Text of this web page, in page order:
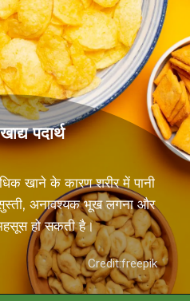
पदार्थ
खाने के कारण शरीर में पानी
अनावश्यक भूख लगना और
हो सकती है।
Credit:freepik